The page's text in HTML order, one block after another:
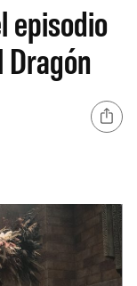
episodio
Dragón